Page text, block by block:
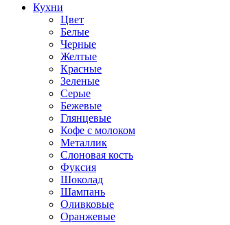
Кухни
Цвет
Белые
Черные
Желтые
Красные
Зеленые
Серые
Бежевые
Глянцевые
Кофе с молоком
Металлик
Слоновая кость
Фуксия
Шоколад
Шампань
Оливковые
Оранжевые